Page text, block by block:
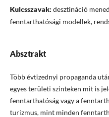
Kulcsszavak: desztináció
fenntarthatósági modellek,
Absztrakt
Több évtizednyi propaganda
egyes területi szinteken mit is
fenntarthatóság vagy a
turizmus, mint minden